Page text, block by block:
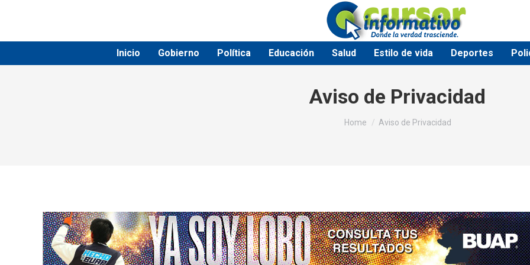
Inicio Gobierno Política Educación Salud Estilo de vida Deportes
Aviso de Privacidad
You are here:
Home Aviso de Privacidad